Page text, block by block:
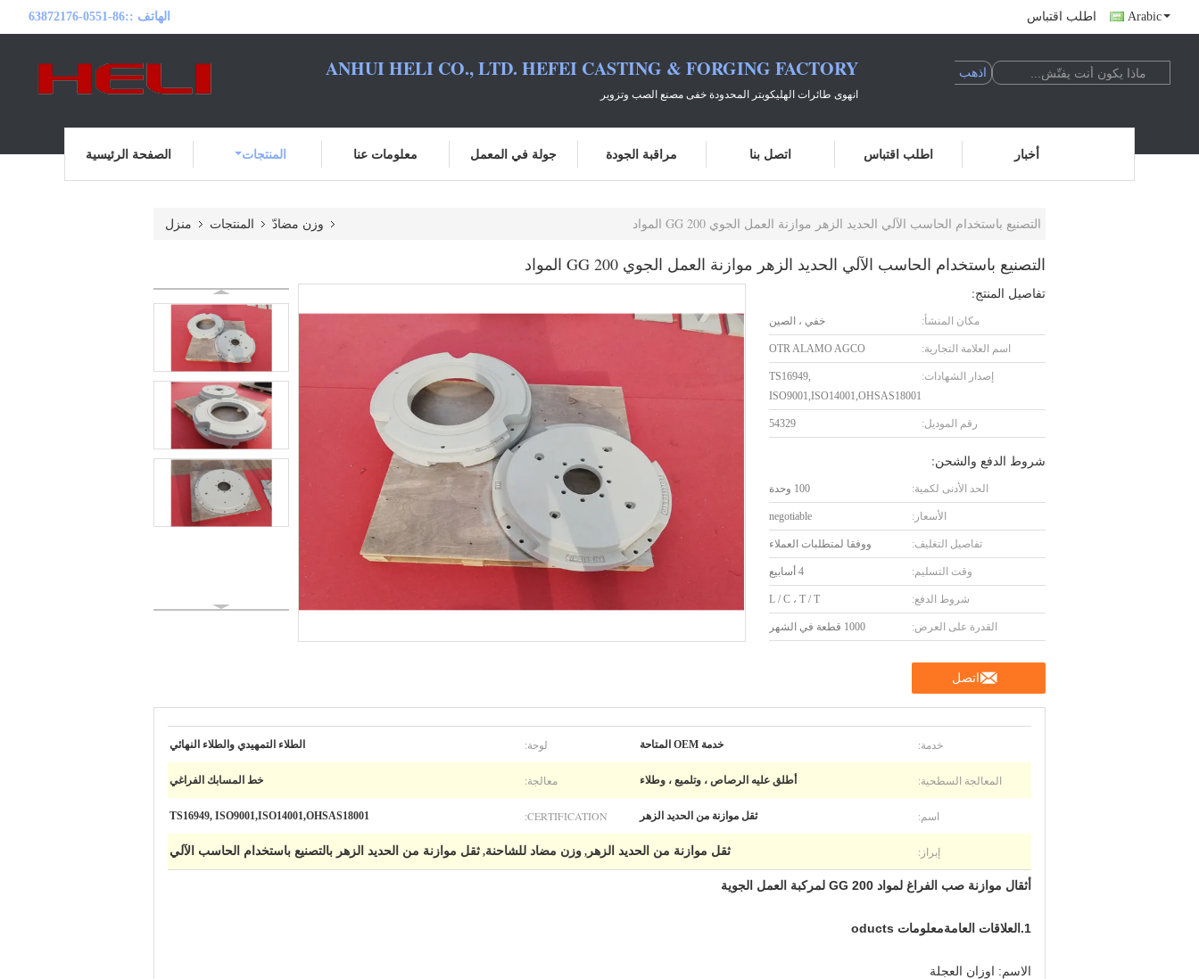
الهاتف ::86-0551-63872176 اطلب اقتباس Arabic
ANHUI HELI CO., LTD. HEFEI CASTING & FORGING FACTORY
انهوى طائرات الهليكوبتر المحدودة خفى مصنع الصب وتزوير
الصفحة الرئيسية المنتجات معلومات عنا جولة في المعمل مراقبة الجودة اتصل بنا اطلب اقتباس أخبار
منزل المنتجات وزن مضادّ التصنيع باستخدام الحاسب الآلي الحديد الزهر موازنة العمل الجوي GG 200 المواد
التصنيع باستخدام الحاسب الآلي الحديد الزهر موازنة العمل الجوي GG 200 المواد
تفاصيل المنتج:
مكان المنشأ: خفي ، الصين
اسم العلامة التجارية: OTR ALAMO AGCO
إصدار الشهادات:
TS16949,
ISO9001,ISO14001,OHSAS18001
رقم الموديل: 54329
شروط الدفع والشحن:
الحد الأدنى لكمية: 100 وحدة
الأسعار: negotiable
تفاصيل التغليف: ووفقا لمتطلبات العملاء
وقت التسليم: 4 أسابيع
شروط الدفع: L / C ، T / T
القدرة على العرض: 1000 قطعة في الشهر
اتصل
خدمة: خدمة OEM المتاحة لوحة: الطلاء التمهيدي والطلاء النهائي
المعالجة السطحية: أطلق عليه الرصاص ، وتلميع ، وطلاء معالجة: خط المسابك الفراغي
اسم: ثقل موازنة من الحديد الزهر CERTIFICATION:
TS16949, ISO9001,ISO14001,OHSAS18001
إبراز: ثقل موازنة من الحديد الزهر , وزن مضاد للشاحنة, ثقل موازنة من الحديد الزهر بالتصنيع باستخدام الحاسب الآلي
أثقال موازنة صب الفراغ لمواد GG 200 لمركبة العمل الجوية
1.العلاقات العامةمعلومات oducts
الاسم: اوزان العجلة